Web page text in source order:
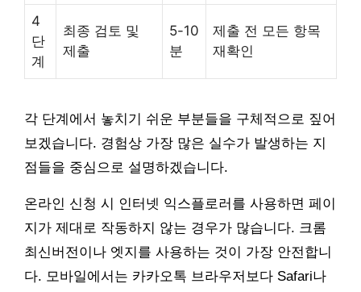
4
단
계
최종 검토 및
제출
5-10
분
제출 전 모든 항목
재확인
각 단계에서 놓치기 쉬운 부분들을 구체적으로 짚어
보겠습니다. 경험상 가장 많은 실수가 발생하는 지
점들을 중심으로 설명하겠습니다.
온라인 신청 시 인터넷 익스플로러를 사용하면 페이
지가 제대로 작동하지 않는 경우가 많습니다. 크롬
최신버전이나 엣지를 사용하는 것이 가장 안전합니
다. 모바일에서는 카카오톡 브라우저보다 Safari나